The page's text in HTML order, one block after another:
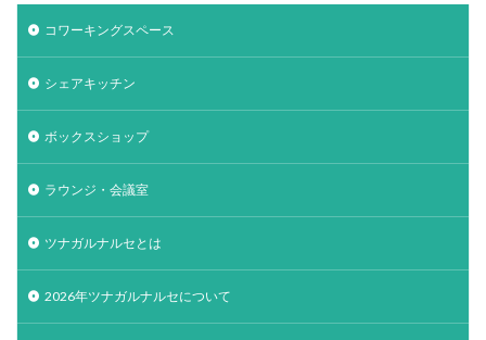
コワーキングスペース
シェアキッチン
ボックスショップ
ラウンジ・会議室
ツナガルナルセとは
2026年ツナガルナルセについて